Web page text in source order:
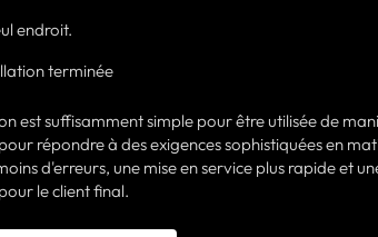
endroit.
terminée
est suffisamment simple pour être utilisée de
répondre à des exigences sophistiquées en
d'erreurs, une mise en service plus rapide et
le client final.